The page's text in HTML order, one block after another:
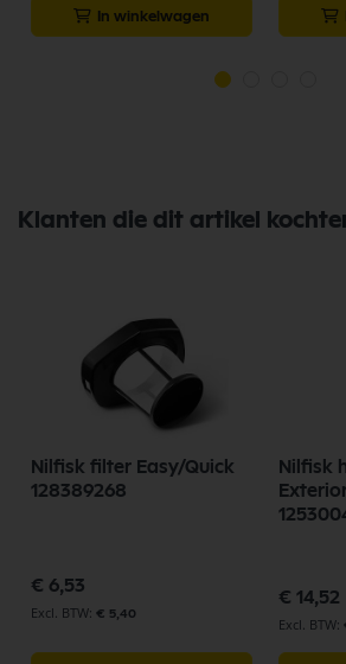
In winkelwagen
Klanten die dit artikel
Nilfisk filter Easy/Quick
128389268
€ 6,53
€ 5,40
Nilfisk
€ 14,52